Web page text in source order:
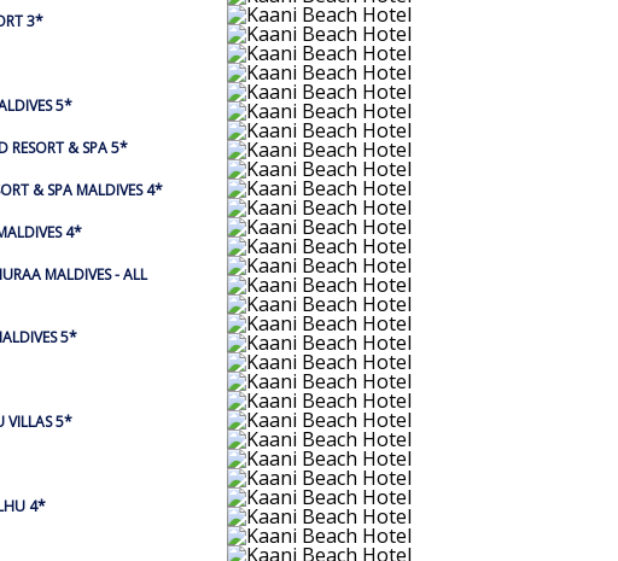
3*
5*
RESORT & SPA 5*
& SPA MALDIVES 4*
4*
MALDIVES - ALL
5*
VILLAS 5*
4*